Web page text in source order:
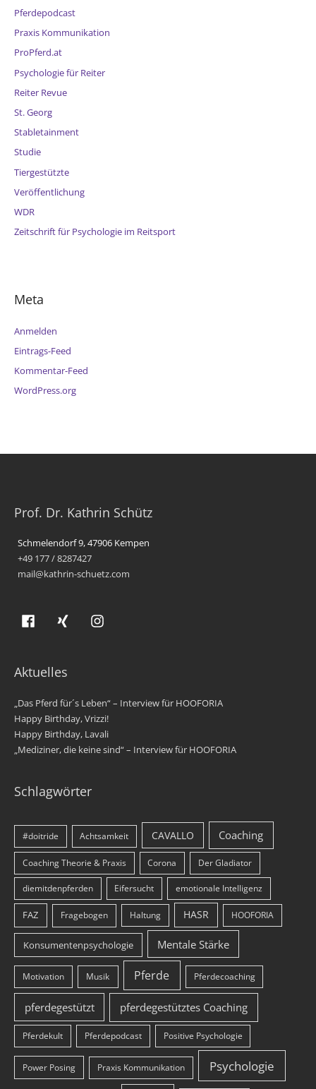
Pferdepodcast
Praxis Kommunikation
ProPferd.at
Psychologie für Reiter
Reiter Revue
St. Georg
Stabletainment
Studie
Tiergestützte
Veröffentlichung
WDR
Zeitschrift für Psychologie im Reitsport
Meta
Anmelden
Eintrags-Feed
Kommentar-Feed
WordPress.org
Prof. Dr. Kathrin Schütz
Schmelendorf 9, 47906 Kempen
+49 177 / 8287427
mail@kathrin-schuetz.com
Aktuelles
„Das Pferd für´s Leben“ – Interview für HOOFORIA
Happy Birthday, Vrizzi!
Happy Birthday, Lavali
„Mediziner, die keine sind“ – Interview für HOOFORIA
Schlagwörter
#doitride Achtsamkeit CAVALLO Coaching
Coaching Theorie & Praxis Corona Der Gladiator
diemitdenpferden Eifersucht emotionale Intelligenz
FAZ Fragebogen Haltung HASR HOOFORIA
Konsumentenpsychologie Mentale Stärke
Motivation Musik Pferde Pferdecoaching
pferdegestützt pferdegestütztes Coaching
Pferdekult Pferdepodcast Positive Psychologie
Power Posing Praxis Kommunikation Psychologie